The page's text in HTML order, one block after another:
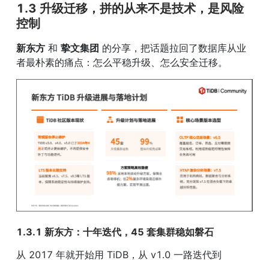
1.3 升级迁移，拼的从来不是技术，是风险
控制
新东方 和 挚文集团 的分享，把话题拉回了数据库从业
者最朴素的痛点：怎么平稳升级、怎么安全迁移。
1.3.1 新东方：十年迭代，45 套集群稳如磐石
从 2017 年就开始用 TiDB，从 v1.0 一路迭代到